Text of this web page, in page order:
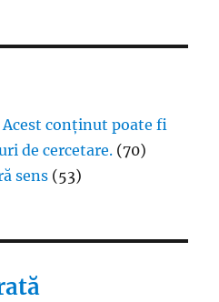
conținut poate fi
de cercetare. (70)
sens (53)